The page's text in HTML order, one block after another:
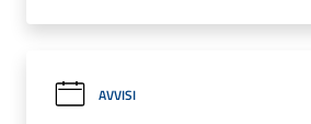
AVVISI